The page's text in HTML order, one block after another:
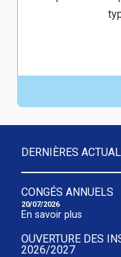
DERNIÈRES
CONGÉS ANNUELS
20/07/2026
En savoir plus
OUVERTURE DES
2026/2027